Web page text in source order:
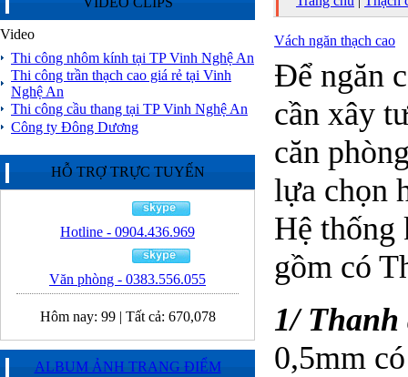
Video
Thi công nhôm kính tại TP Vinh Nghệ An
Thi công trần thạch cao giá rẻ tại Vinh
Nghệ An
Thi công cầu thang tại TP Vinh Nghệ An
Công ty Đông Dương
HỖ TRỢ TRỰC TUYẾN
Hotline - 0904.436.969
Văn phòng - 0383.556.055
Hôm nay: 99| Tất cả: 670,078
ALBUM ẢNH TRANG ĐIỂM
Vách ngăn thạch cao
Để ngăn
cần xây
căn
lựa chọn
Hệ thống
gồm có
1/
0,5mm